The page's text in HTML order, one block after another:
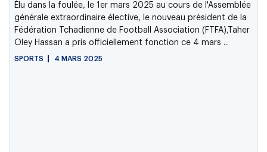
Élu dans la foulée, le 1er mars 2025 au cours de l'Assemblée
générale extraordinaire élective, le nouveau président de la
Fédération Tchadienne de Football Association (FTFA),Taher
Oley Hassan a pris officiellement fonction ce 4 mars ...
SPORTS 4 MARS 2025